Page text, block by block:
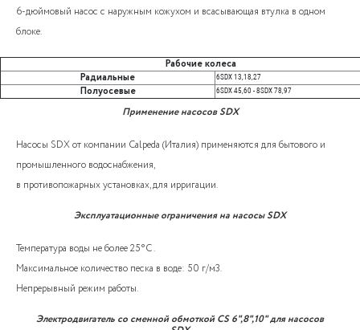
6-дюймовый насос с наружным кожухом и всасывающая втулка в одном
блоке.
Рабочие колеса
Радиальные
6SDX 13,18,27
Полуосевые 6SDX 45,60 - 8SDX 78,97
Применение насосов SDX
Насосы SDX от компании Calpeda (Италия) применяются для бытового и
промышленного водоснабжения,
в противопожарных установках, для ирригации.
Эксплуатационные ограничения на насосы SDX
Температура воды не более 25°C .
Максимальное количество песка в воде: 50 г/м3.
Непрерывный режим работы.
Электродвигатель со сменной обмоткой CS 6",8",10" для насосов